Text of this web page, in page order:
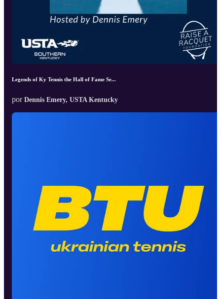
Legends of Ky Tennis the Hall of Fame Se...
por Dennis Emery, USTA Kentucky